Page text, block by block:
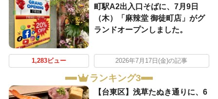
町駅A2出入口そばに、7月9日
（木）「麻辣堂 御徒町店」がグ
ランドオープンしました。
1,283ビュー 2026年7月17日(金)の記事
ランキング3
【台東区】浅草たぬき通りに、6